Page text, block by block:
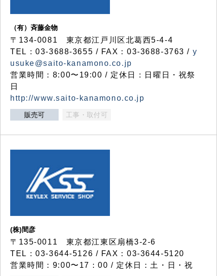
（有）斉藤金物
〒134-0081 東京都江戸川区北葛西5-4-4
TEL：03-3688-3655 / FAX：03-3688-3763 / y
usuke@saito-kanamono.co.jp
営業時間：8:00〜19:00 / 定休日：日曜日・祝祭
日
http://www.saito-kanamono.co.jp
販売可 工事・取付可
(株)間彦
〒135-0011 東京都江東区扇橋3-2-6
TEL：03-3644-5126 / FAX：03-3644-5120
営業時間：9:00〜17：00 / 定休日：土・日・祝